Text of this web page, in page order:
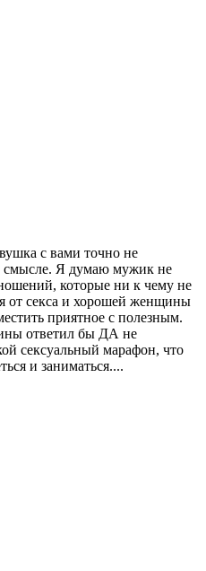
с вами точно не
смысле. Я думаю мужик не
которые ни к чему не
от секса и хорошей женщины
приятное с полезным.
ответил бы ДА не
сексуальный марафон, что
и заниматься....